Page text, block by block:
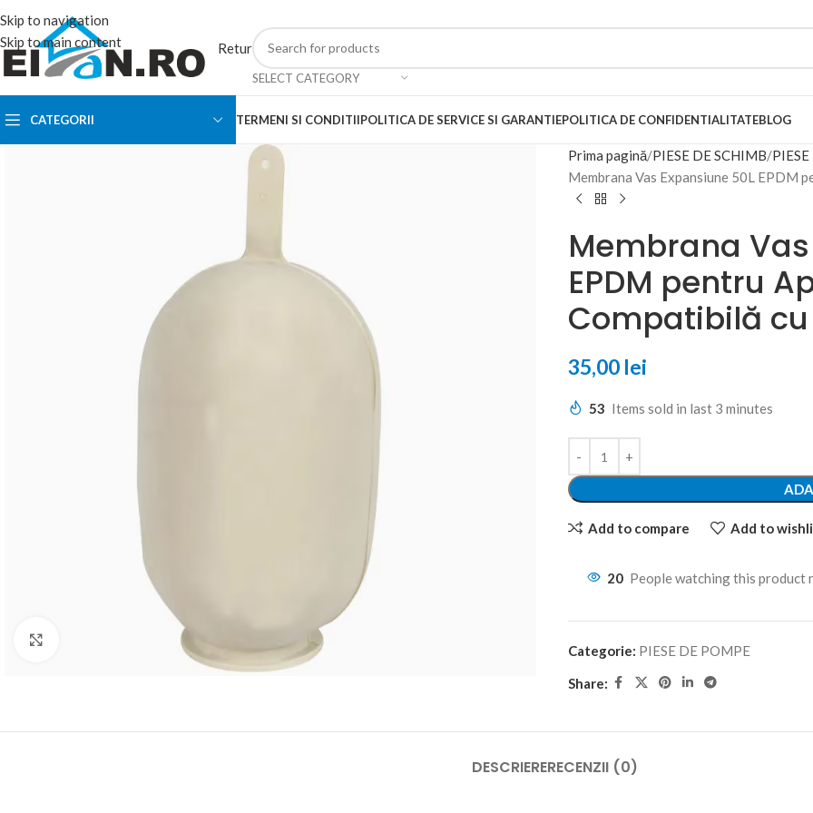
Skip to navigation
Skip to main content
Retur
SELECT CATEGORY
CATEGORII TERMENI SI CONDITIIPOLITICA DE SERVICE SI GARANTIEPOLITICA DE CONFIDENTIALITATEBLOG
Prima pagină PIESE DE SCHIMB
Membrana Vas Expansiune 50L EPDM
Membrana
EPDM pentru
Compatibilă
35,00 lei
53 Items sold in last 3 minutes
Add to compare Add to
20 People watching this product
Categorie: PIESE DE POMPE
Share:
DESCRIERERECENZII (0)